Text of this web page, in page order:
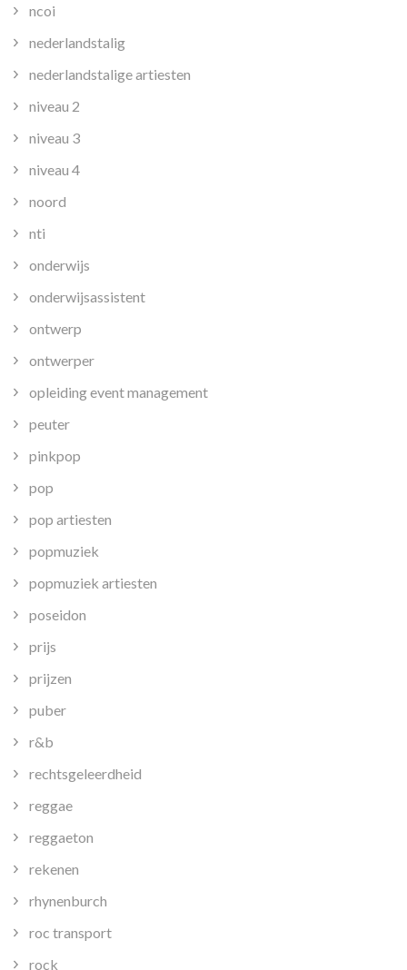
ncoi
nederlandstalig
nederlandstalige artiesten
niveau 2
niveau 3
niveau 4
noord
nti
onderwijs
onderwijsassistent
ontwerp
ontwerper
opleiding event management
peuter
pinkpop
pop
pop artiesten
popmuziek
popmuziek artiesten
poseidon
prijs
prijzen
puber
r&b
rechtsgeleerdheid
reggae
reggaeton
rekenen
rhynenburch
roc transport
rock